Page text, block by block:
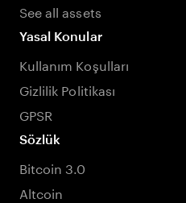
See all assets
Yasal Konular
Kullanım Koşulları
Gizlilik Politikası
GPSR
Sözlük
Bitcoin 3.0
Altcoin